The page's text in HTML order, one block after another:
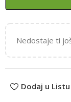
Nedostaje ti
Dodaj u